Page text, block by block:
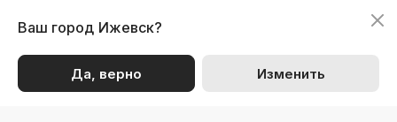
Ваш город Ижевск?
Да, верно Изменить